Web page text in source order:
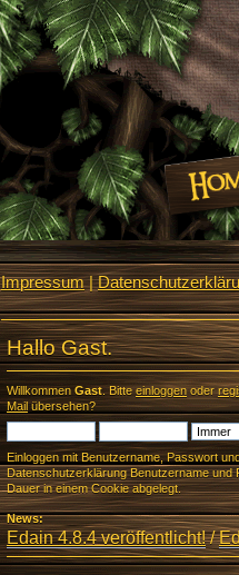
Impressum|
Hallo Gast.
Willkommen Gast. Bitte einloggenoder
Mailübersehen?
Einloggen mit Benutzername, Passwort
Datenschutzerklärung Benutzername
Dauer in einem Cookie abgelegt.
News:
Edain 4.8.4 veröffentlicht!/